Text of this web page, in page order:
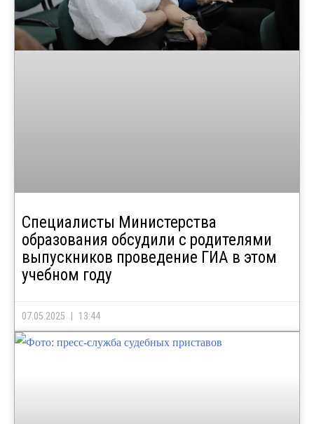
Специалисты Министерства
образования обсудили с родителями
выпускников проведение ГИА в этом
учебном году
07.05.2025 13:44